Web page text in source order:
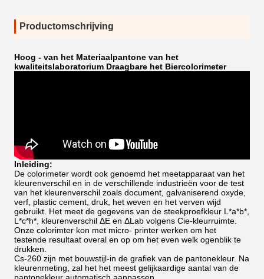
Productomschrijving
Hoog - van het Materiaalpantone van het
kwaliteitslaboratorium Draagbare het Biercolorimeter
Inleiding:
De colorimeter wordt ook genoemd het meetapparaat van het
kleurenverschil en in de verschillende industrieën voor de test
van het kleurenverschil zoals document, galvaniserend oxyde,
verf, plastic cement, druk, het weven en het verven wijd
gebruikt. Het meet de gegevens van de steekproefkleur L*a*b*,
L*c*h*, kleurenverschil ΔE en ΔLab volgens Cie-kleurruimte.
Onze colorimter kon met micro- printer werken om het
testende resultaat overal en op om het even welk ogenblik te
drukken.
Cs-260 zijn met bouwstijl-in de grafiek van de pantonekleur. Na
kleurenmeting, zal het het meest gelijkaardige aantal van de